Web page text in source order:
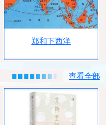
郑和下西洋
查看全部